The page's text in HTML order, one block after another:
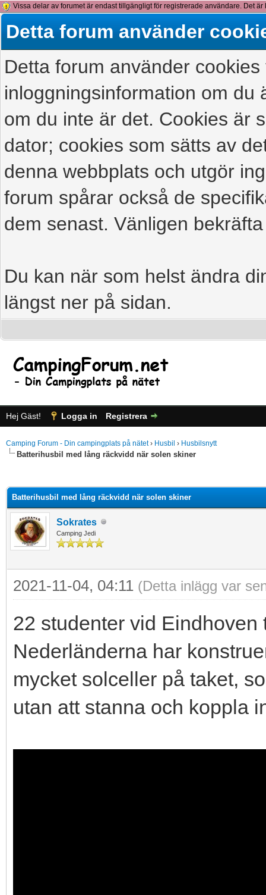
Vissa delar av forumet är endast tillgängligt för registrerade användare. Det
detta meddelande.
Detta forum använder
Detta forum använder
inloggningsinformation om du
om du inte är det. Cookies är
dator; cookies som sätts av
denna webbplats och utgör
forum spårar också de
dem senast. Vänligen
Du kan när som helst ändra
längst ner på sidan.
Hej Gäst! Logga in Registrera
Camping Forum - Din campingplats på nätet› Husbil › Husbilsnytt
Batterihusbil med lång räckvidd när solen skiner
Batterihusbil med lång räckvidd när solen skiner
Sokrates
Camping Jedi
2021-11-04, 04:11 (Detta inlägg var
22 studenter vid
Nederländerna har
mycket solceller på taket,
utan att stanna och koppla